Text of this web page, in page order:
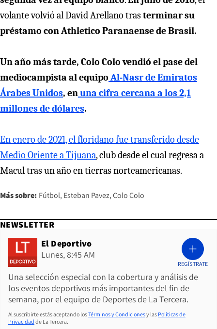
volante volvió al David Arellano trasterminar su
préstamo con Athletico Paranaense de Brasil.
Un año más tarde, Colo Colo vendió el pase del
mediocampista al equipo Al-Nasr de Emiratos
Árabes Unidos, enuna cifra cercana a los 2,1
millones de dólares.
En enero de 2021, el floridano fue transferido desde
Medio Oriente a Tijuana, club desde el cual regresa a
Macul tras un año en tierras norteamericanas.
Más sobre: Fútbol Esteban Pavez Colo Colo
NEWSLETTER
El Deportivo
Lunes, 8:45 AM
Una selección especial con la cobertura y análisis de
los eventos deportivos más importantes del fin de
semana, por el equipo de Deportes de La Tercera.
REGÍSTRATE
Al suscribirte estás aceptando losTérminos y Condicionesy las Políticas de
Privacidad de La Tercera.